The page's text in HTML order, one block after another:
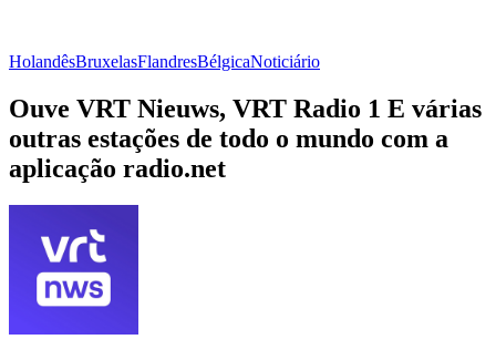
HolandêsBruxelasFlandresBélgicaNoticiário
Ouve VRT Nieuws, VRT Radio 1 E várias
outras estações de todo o mundo com a
aplicação radio.net